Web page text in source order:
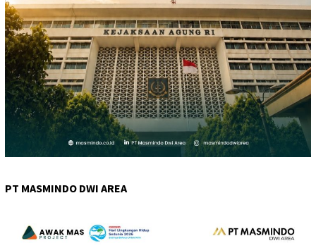
PT MASMINDO DWI AREA